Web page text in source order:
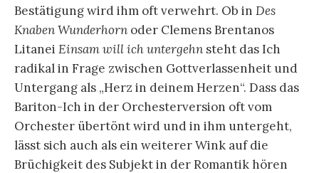
Bestätigung wird ihm oft verwehrt. Ob in Des
Knaben Wunderhorn oder Clemens Brentanos
Litanei Einsam will ich untergehn steht das Ich
radikal in Frage zwischen Gottverlassenheit und
Untergang als „Herz in deinem Herzen“. Dass das
Bariton-Ich in der Orchesterversion oft vom
Orchester übertönt wird und in ihm untergeht,
lässt sich auch als ein weiterer Wink auf die
Brüchigkeit des Subjekt in der Romantik hören